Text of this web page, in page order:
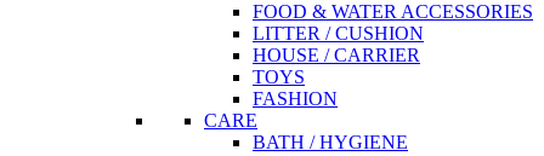
FOOD & WATER ACCESSORIES
LITTER / CUSHION
HOUSE / CARRIER
TOYS
FASHION
CARE
BATH / HYGIENE